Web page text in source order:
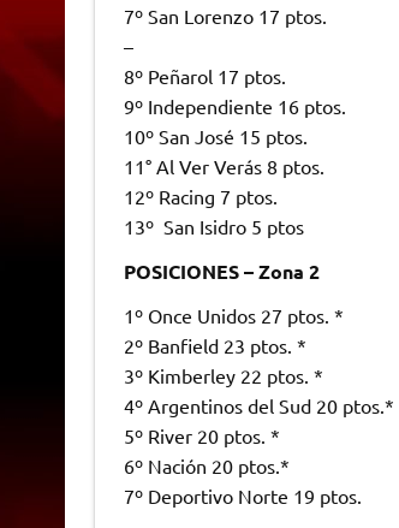
7º San Lorenzo 17 ptos.
–
8º Peñarol 17 ptos.
9º Independiente 16 ptos.
10º San José 15 ptos.
11° Al Ver Verás 8 ptos.
12º Racing 7 ptos.
13º San Isidro 5 ptos
POSICIONES – Zona 2
1º Once Unidos 27 ptos. *
2º Banfield 23 ptos. *
3º Kimberley 22 ptos. *
4º Argentinos del Sud 20 ptos.*
5º River 20 ptos. *
6º Nación 20 ptos.*
7º Deportivo Norte 19 ptos.